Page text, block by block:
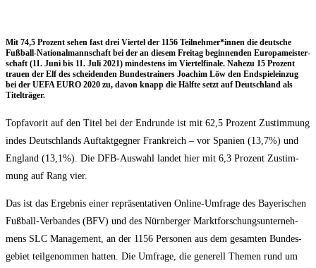
Mit 74,5 Pro­zent sehen fast drei Vier­tel der 1156 Teilnehmer*innen die deut­sche
Fuß­ball-Natio­nal­mann­schaft bei der an die­sem Frei­tag begin­nen­den Euro­pa­meis­ter­
schaft (11. Juni bis 11. Juli 2021) min­des­tens im Vier­tel­fi­na­le. Nahe­zu 15 Pro­zent
trau­en der Elf des schei­den­den Bun­des­trai­ners Joa­chim Löw den End­spiel­ein­zug
bei der UEFA EURO 2020 zu, davon knapp die Hälf­te setzt auf Deutsch­land als
Titelträger.
Top­fa­vo­rit auf den Titel bei der End­run­de ist mit 62,5 Pro­zent Zustim­mung
indes Deutsch­lands Auf­takt­geg­ner Frank­reich – vor Spa­ni­en (13,7%) und
Eng­land (13,1%). Die DFB-Aus­wahl lan­det hier mit 6,3 Pro­zent Zustim­
mung auf Rang vier.
Das ist das Ergeb­nis einer reprä­sen­ta­ti­ven Online-Umfra­ge des Baye­ri­schen
Fuß­ball-Ver­ban­des (BFV) und des Nürn­ber­ger Markt­for­schungs­un­ter­neh­
mens SLC Manage­ment, an der 1156 Per­so­nen aus dem gesam­ten Bun­des­
ge­biet teil­ge­nom­men hat­ten. Die Umfra­ge, die gene­rell The­men rund um